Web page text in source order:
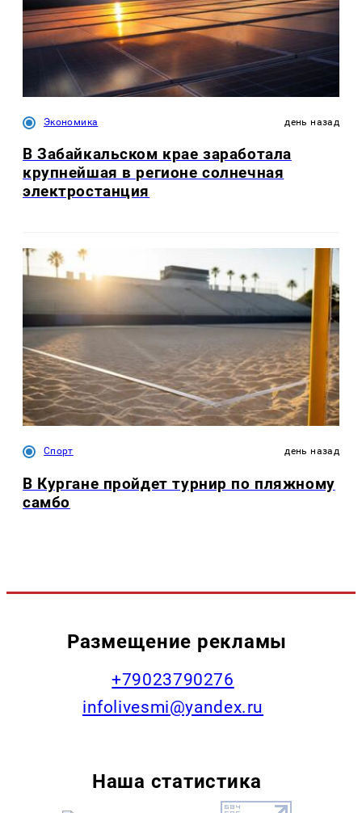
Экономика день назад
В Забайкальском крае заработала
крупнейшая в регионе солнечная
электростанция
Спорт день назад
В Кургане пройдет турнир по пляжному
самбо
Размещение рекламы
+79023790276
infolivesmi@yandex.ru
Наша статистика